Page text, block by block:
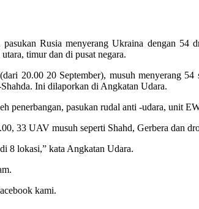
pasukan Rusia menyerang Ukraina dengan 54
timur dan di pusat negara.
20.00 20 September), musuh menyerang
Ini dilaporkan di Angkatan Udara.
penerbangan, pasukan rudal anti -udara, unit
33 UAV musuh seperti Shahd, Gerbera dan
8 lokasi,” kata Angkatan Udara.
kami.